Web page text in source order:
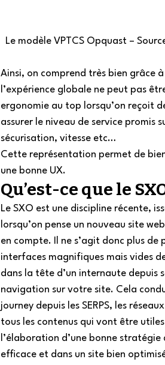
Le modèle VPTCS Opquast –
Ainsi, on comprend très bien grâce
l’expérience globale ne peut pas
ergonomie au top lorsqu’on reçoit
assurer le niveau de service
sécurisation, vitesse etc…
Cette représentation permet de
une bonne UX.
Qu’est-ce que le
Le SXO est une discipline récente,
lorsqu’on pense un nouveau site
en compte. Il ne s’agit donc plus
interfaces magnifiques mais vides
dans la tête d’un internaute depuis
navigation sur votre site. Cela
journey depuis les SERPS, les
tous les contenus qui vont être
l’élaboration d’une bonne
efficace et dans un site bien